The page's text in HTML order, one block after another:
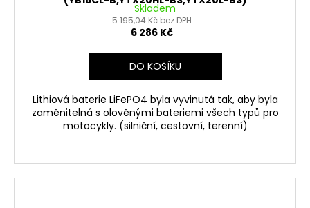
Skladem
5 195,04 Kč bez DPH
6 286 Kč
DO KOŠÍKU
Lithiová baterie LiFePO4 byla vyvinutá tak, aby byla
zaměnitelná s olověnými bateriemi všech typů pro
motocykly. (silniční, cestovní, terenní)